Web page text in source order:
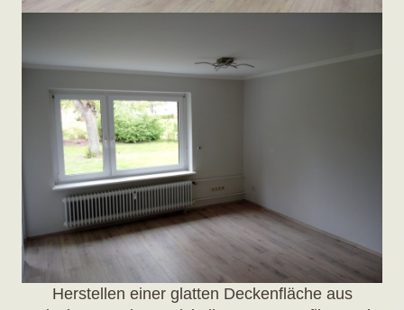
Herstellen einer glatten Deckenfläche aus